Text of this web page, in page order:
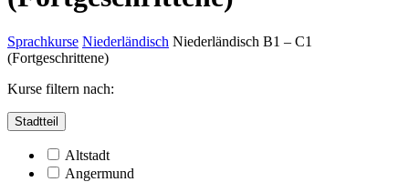
Sprachkurse Niederländisch Niederländisch B1 – C1
(Fortgeschrittene)
Kurse filtern nach:
Stadtteil
Altstadt
Angermund